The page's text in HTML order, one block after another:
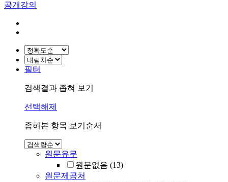
공개강의
필터
검색결과 좁혀 보기
선택해제
좁혀본 항목 보기순서
원문유무
원문없음 (13)
원문제공처